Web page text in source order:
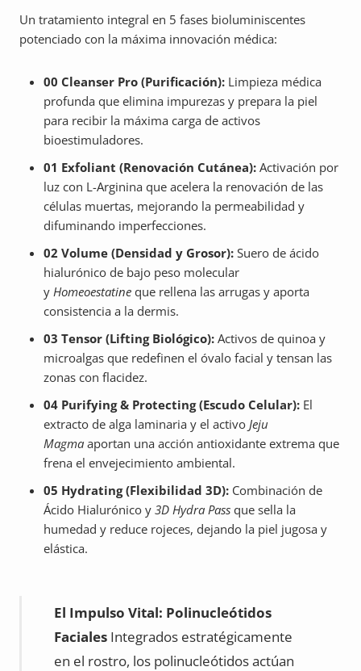
Un tratamiento integral en 5 fases bioluminiscentes
potenciado con la máxima innovación médica:
00 Cleanser Pro (Purificación): Limpieza médica
profunda que elimina impurezas y prepara la piel
para recibir la máxima carga de activos
bioestimuladores.
01 Exfoliant (Renovación Cutánea): Activación por
luz con L-Arginina que acelera la renovación de las
células muertas, mejorando la permeabilidad y
difuminando imperfecciones.
02 Volume (Densidad y Grosor): Suero de ácido
hialurónico de bajo peso molecular
y Homeoestatine que rellena las arrugas y aporta
consistencia a la dermis.
03 Tensor (Lifting Biológico): Activos de quinoa y
microalgas que redefinen el óvalo facial y tensan las
zonas con flacidez.
04 Purifying & Protecting (Escudo Celular): El
extracto de alga laminaria y el activo Jeju
Magma aportan una acción antioxidante extrema que
frena el envejecimiento ambiental.
05 Hydrating (Flexibilidad 3D): Combinación de
Ácido Hialurónico y 3D Hydra Pass que sella la
humedad y reduce rojeces, dejando la piel jugosa y
elástica.
El Impulso Vital: Polinucleótidos
Faciales Integrados estratégicamente
en el rostro, los polinucleótidos actúan